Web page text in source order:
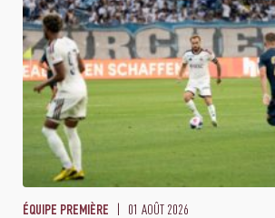
ÉQUIPE PREMIÈRE 01 AOÛT 2026